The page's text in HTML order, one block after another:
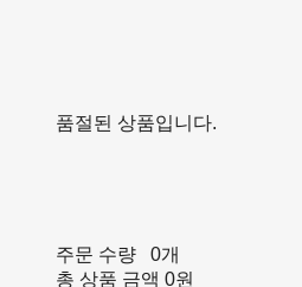
품절된 상품입니다.
주문 수량
0개
총 상품 금액 0원